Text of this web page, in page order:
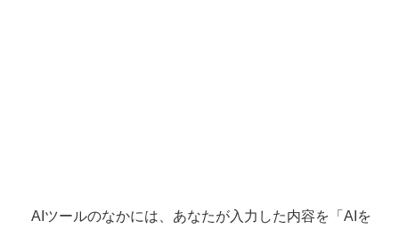
AIツールのなかには、あなたが入力した内容を「AIを